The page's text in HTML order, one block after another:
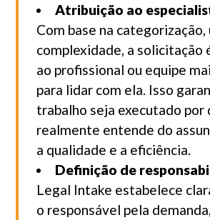
Atribuição ao
Com base na categorização,
complexidade, a solicitação
ao profissional ou equipe
para lidar com ela. Isso
trabalho seja executado por
realmente entende do
a qualidade e a eficiência.
Definição de
Legal Intake estabelece
o responsável pela